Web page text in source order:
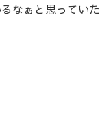
なぁと思っていた